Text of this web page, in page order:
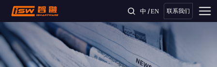
中 /EN 联系我们